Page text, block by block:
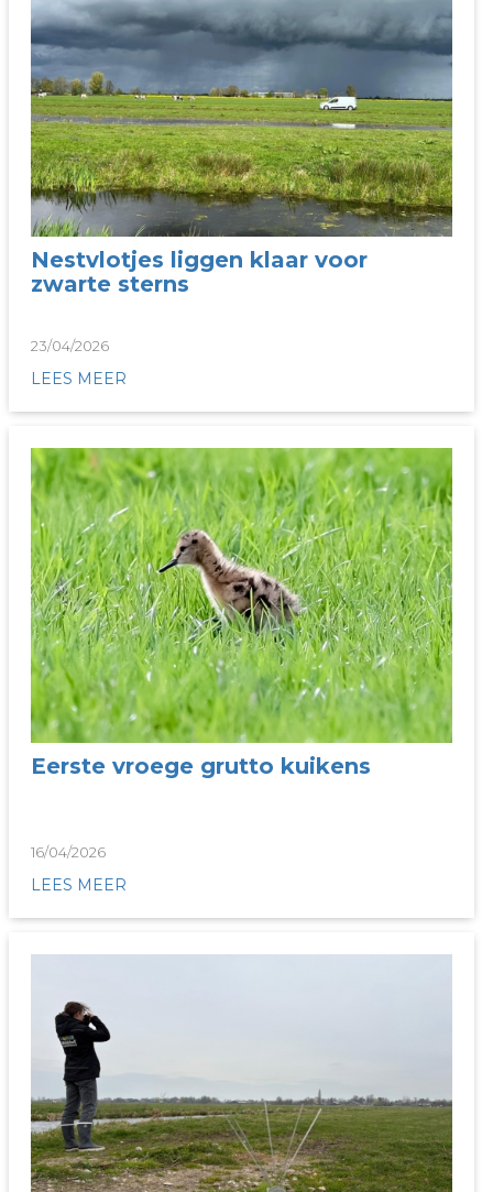
Nestvlotjes liggen klaar voor
zwarte sterns
23/04/2026
LEES MEER
Eerste vroege grutto kuikens
16/04/2026
LEES MEER